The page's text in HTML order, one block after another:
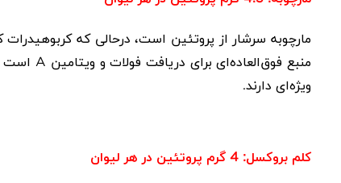
مارچوبه سرشار از پروتئین است، درحالی که
منبع فوق‌العاده‌ای برای دریافت فولات و ویتامین A است
ویژه‌ای دارند.
کلم بروکسل: 4 گرم پروتئین در هر لیوان